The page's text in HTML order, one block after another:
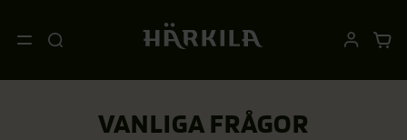
VANLIGA FRÅGOR